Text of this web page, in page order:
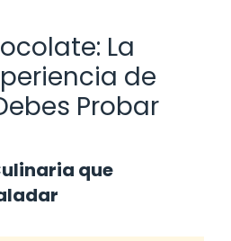
La
de
Probar
que